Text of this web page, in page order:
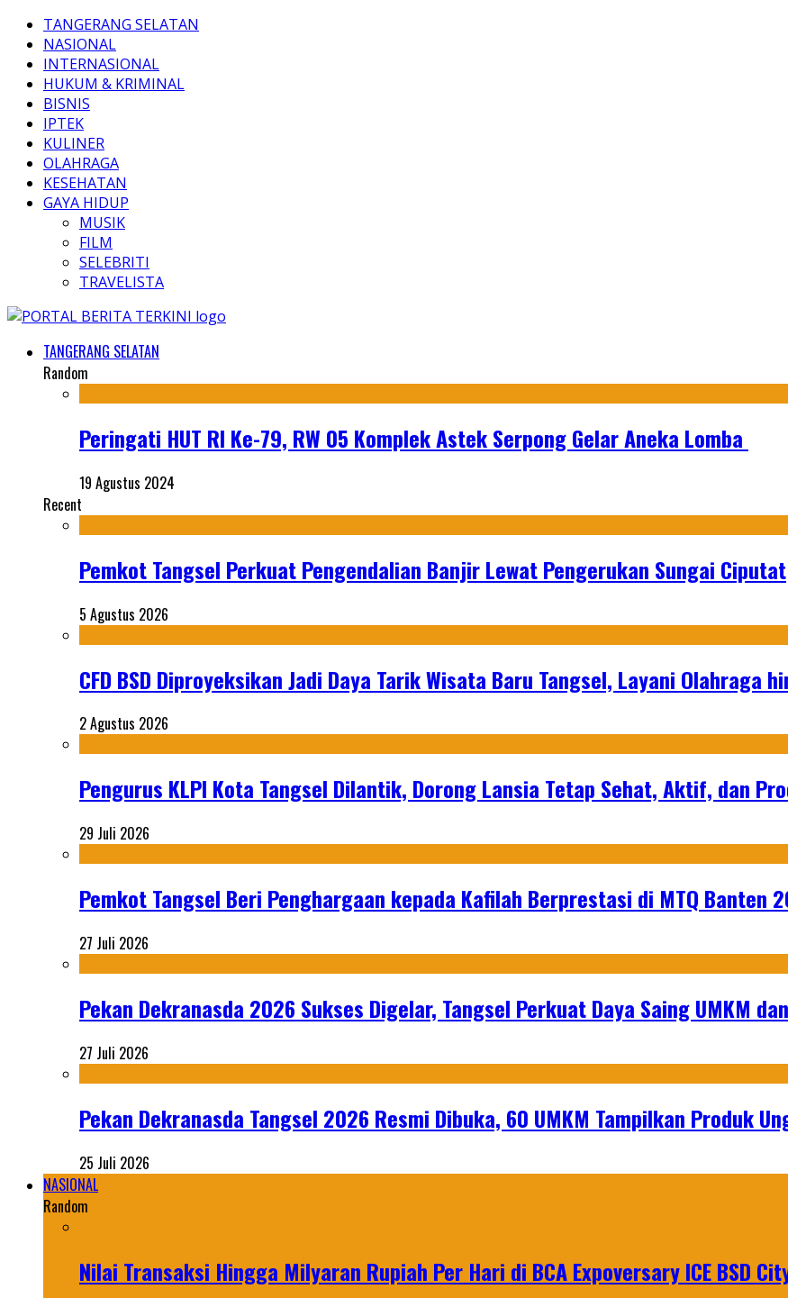
TANGERANG SELATAN
NASIONAL
INTERNASIONAL
HUKUM & KRIMINAL
BISNIS
IPTEK
KULINER
OLAHRAGA
KESEHATAN
GAYA HIDUP
MUSIK
FILM
SELEBRITI
TRAVELISTA
TANGERANG SELATAN
Random
Peringati HUT RI Ke-79, RW 05 Komplek Astek Serpong Gelar Aneka Lomba
19 Agustus 2024
Recent
Pemkot Tangsel Perkuat Pengendalian Banjir Lewat Pengerukan Sungai Ciputat
5 Agustus 2026
CFD BSD Diproyeksikan Jadi Daya Tarik Wisata Baru Tangsel, Layani Olahraga
2 Agustus 2026
Pengurus KLPI Kota Tangsel Dilantik, Dorong Lansia Tetap Sehat, Aktif, dan
29 Juli 2026
Pemkot Tangsel Beri Penghargaan kepada Kafilah Berprestasi di MTQ Banten
27 Juli 2026
Pekan Dekranasda 2026 Sukses Digelar, Tangsel Perkuat Daya Saing UMKM
27 Juli 2026
Pekan Dekranasda Tangsel 2026 Resmi Dibuka, 60 UMKM Tampilkan Produk
25 Juli 2026
NASIONAL
Random
Nilai Transaksi Hingga Milyaran Rupiah Per Hari di BCA Expoversary ICE BSD